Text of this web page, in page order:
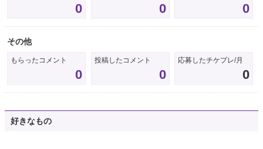
0 0 0
その他
もらったコメント
0
投稿したコメント
0
応募したチケプレ/月
0
好きなもの